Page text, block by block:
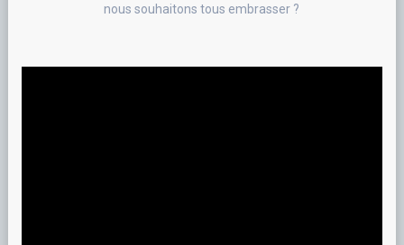
nous souhaitons tous embrasser ?